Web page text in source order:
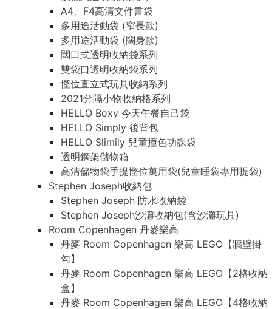
A4、F4高清文件書袋
多用途活動袋 (窄長款)
多用途活動袋 (闊身款)
闊口式透明收納袋系列
雙袋口透明收納袋系列
慳位直立式玩具收納系列
2021分隔小物收納格系列
HELLO Boxy 今天午餐自己袋
HELLO Simply 後背包
HELLO Slimily 兒童撞色功課袋
透明鋼架儲物箱
高清儲物袋手提慳位萬用袋(兒童睡袋專用提袋)
Stephen Joseph收納包
Stephen Joseph 防水收納袋
Stephen Joseph沙灘收納包(含沙灘玩具)
Room Copenhagen 丹麥樂高
丹麥 Room Copenhagen 樂高 LEGO【牆壁掛
勾】
丹麥 Room Copenhagen 樂高 LEGO【2格收納
盒】
丹麥 Room Copenhagen 樂高 LEGO【4格收納